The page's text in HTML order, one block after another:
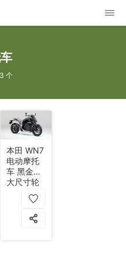
个
本田 WN7
电动摩托
车 黑金色
大尺寸轮